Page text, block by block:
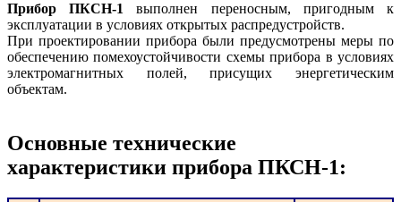
Прибор ПКСН-1выполнен переносным, пригодным к
эксплуатации в условиях открытых распредустройств.
При проектировании прибора были предусмотрены меры по
обеспечению помехоустойчивости схемы прибора в условиях
электромагнитных полей, присущих энергетическим
объектам.
Основные технические
характеристики прибора ПКСН-1: